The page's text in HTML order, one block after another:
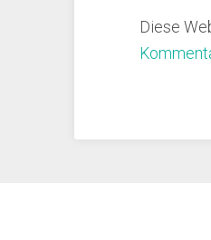
Diese